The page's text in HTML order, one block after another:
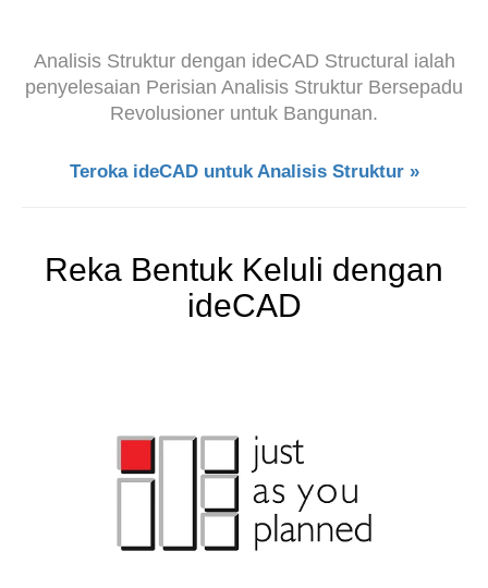
Analisis Struktur dengan ideCAD Structural ialah
penyelesaian Perisian Analisis Struktur Bersepadu
Revolusioner untuk Bangunan.
Teroka ideCAD untuk Analisis Struktur »
Reka Bentuk Keluli dengan
ideCAD